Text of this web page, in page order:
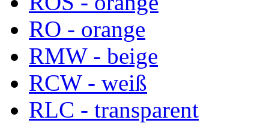
RO - orange
RMW - beige
RCW - weiß
RLC - transparent